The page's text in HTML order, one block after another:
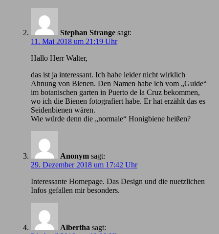
Stephan Strange sagt:
11. Mai 2018 um 21:19 Uhr
Hallo Herr Walter,
das ist ja interessant. Ich habe leider nicht wirklich
Ahnung von Bienen. Den Namen habe ich vom „Guide“
im botanischen garten in Puerto de la Cruz bekommen,
wo ich die Bienen fotografiert habe. Er hat erzählt das es
Seidenbienen wären.
Wie würde denn die „normale“ Honigbiene heißen?
Anonym sagt:
29. Dezember 2018 um 17:42 Uhr
Іnteressante Homepage. Das Design und die nuetzlichen
Infos gefallen mir besonders.
Albertha sagt: